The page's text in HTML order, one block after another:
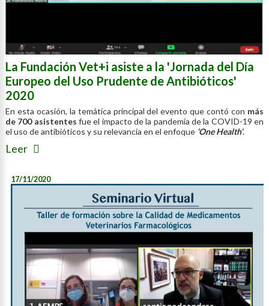
La Fundación Vet+i asiste a la 'Jornada del Día
Europeo del Uso Prudente de Antibióticos'
2020
En esta ocasión, la temática principal del evento que contó con más
de 700 asistentes fue el impacto de la pandemia de la COVID-19 en
el uso de antibióticos y su relevancia en el enfoque ‘One Health’.
Leer
17/11/2020